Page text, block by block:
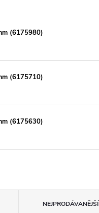
(6175980)
(6175710)
(6175630)
NEJPRODÁVANĚJŠÍ